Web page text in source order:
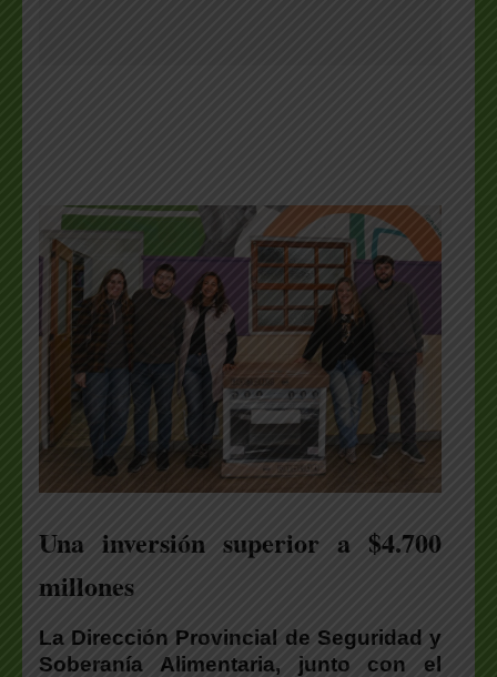
Una inversión superior a $4.700
millones
La Dirección Provincial de Seguridad y
Soberanía Alimentaria, junto con el